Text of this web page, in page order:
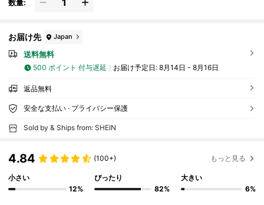
数量:
お届け先 Japan
送料無料
500 ポイント 付与遅延 お届け予定日: 8月14日 - 8月16日
返品無料
安全な支払い · プライバシー保護
Sold by & Ships from: SHEIN
4.84 (100+) もっと見る
小さい
12%
ぴったり
82%
大きい
6%